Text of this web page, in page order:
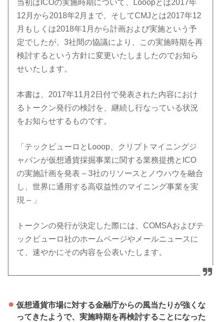
当初はICOの実施時期について、Looopとは2017年
12月から2018年2月まで、そしてCMJとは2017年12
月もしくは2018年1月から計画および実施という予
定でしたが、3社間の協議により、この実施時期を再
検討するという方針に変更いたしましたのでお知ら
せいたします。
本書は、2017年11月2日付で発表された内容におけ
るトークン発行の検討を、継続し行なっている状況
をお知らせするものです。
「テックビューロとLooop、クリプトマイニングジ
ャパンが仮想通貨採掘事業に関する業務提携とICO
の実施計画を発表 – 3社のリソースとノウハウを融合
し、世界に通用する高収益性のマイニング事業を実
現 – 」
トークンの発行が決定した際には、COMSAおよびテ
ックビューロ社のホームページやメールニュースに
て、速やかにその内容を公表いたします。
仮想通貨市場に対する金融庁からの風当たりが強くな
ってきたようで、実施時期を再検討することになった